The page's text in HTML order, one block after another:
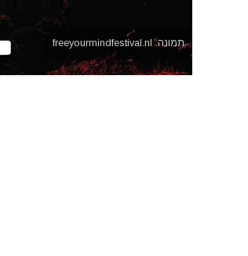
תמונה: freeyourmindfestival.nl